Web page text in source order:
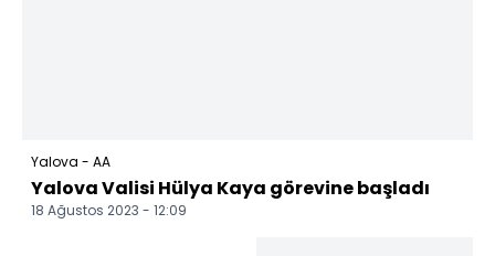
Yalova - AA
Yalova Valisi Hülya Kaya görevine başladı
18 Ağustos 2023 - 12:09